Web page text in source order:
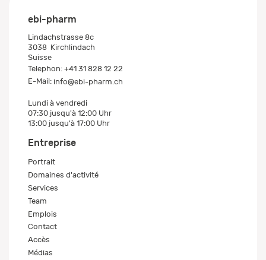
ebi-pharm
Lindachstrasse 8c
3038 Kirchlindach
Suisse
Telephon: +41 31 828 12 22
E-Mail: info@ebi-pharm.ch
Lundi à vendredi
07:30 jusqu'à 12:00 Uhr
13:00 jusqu'à 17:00 Uhr
Entreprise
Portrait
Domaines d'activité
Services
Team
Emplois
Contact
Accès
Médias